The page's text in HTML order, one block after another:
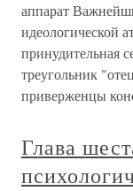
аппарат
идеологической
принудительная
треугольник
приверженцы
Глава